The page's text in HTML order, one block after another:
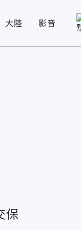
大陸 影音
保